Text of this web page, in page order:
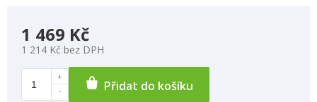
1 469 Kč
1 214 Kč bez DPH
Přidat do košíku